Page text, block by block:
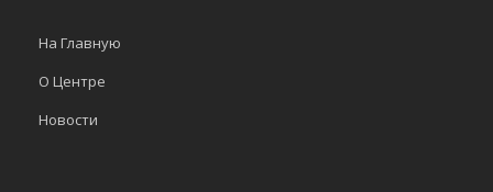
На Главную
О Центре
Новости